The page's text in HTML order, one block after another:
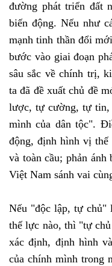
đường phát triển đất
biến động. Nếu như
mạnh tinh thần đổi
bước vào giai đoạn
sâu sắc về chính trị,
ta đã đề xuất chủ đề
lược, tự cường, tự tin,
mình của dân tộc".
động, định hình vị
và toàn cầu; phản
Việt Nam sánh vai
Nếu "độc lập, tự chủ"
thế lực nào, thì "tự
xác định, định hình
của chính mình trong